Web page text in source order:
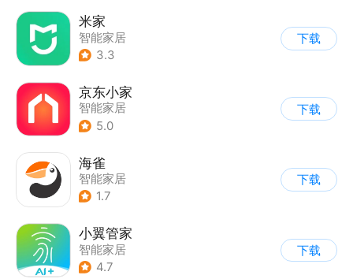
米家
智能家居
3.3
下载
京东小家
智能家居
5.0
下载
海雀
智能家居
1.7
下载
小翼管家
智能家居
4.7
下载